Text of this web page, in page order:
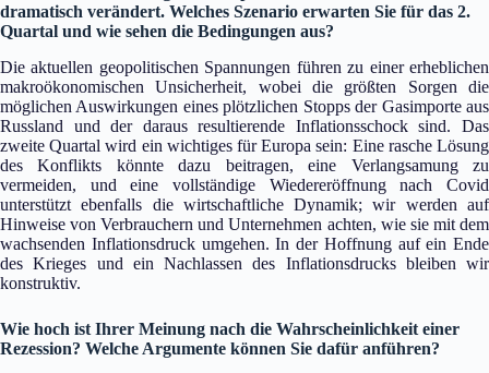
dramatisch verändert. Welches Szenario erwarten Sie für das 2.
Quartal und wie sehen die Bedingungen aus?
Die aktuellen geopolitischen Spannungen führen zu einer erheblichen
makroökonomischen Unsicherheit, wobei die größten Sorgen die
möglichen Auswirkungen eines plötzlichen Stopps der Gasimporte aus
Russland und der daraus resultierende Inflationsschock sind. Das
zweite Quartal wird ein wichtiges für Europa sein: Eine rasche Lösung
des Konflikts könnte dazu beitragen, eine Verlangsamung zu
vermeiden, und eine vollständige Wiedereröffnung nach Covid
unterstützt ebenfalls die wirtschaftliche Dynamik; wir werden auf
Hinweise von Verbrauchern und Unternehmen achten, wie sie mit dem
wachsenden Inflationsdruck umgehen. In der Hoffnung auf ein Ende
des Krieges und ein Nachlassen des Inflationsdrucks bleiben wir
konstruktiv.
Wie hoch ist Ihrer Meinung nach die Wahrscheinlichkeit einer
Rezession? Welche Argumente können Sie dafür anführen?